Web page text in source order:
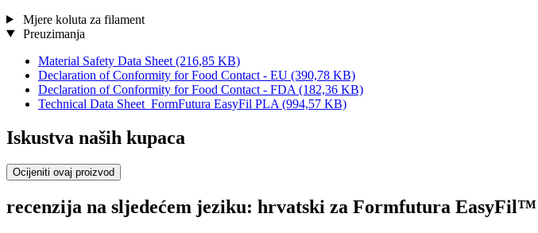
Mjere koluta za filament
Preuzimanja
Material Safety Data Sheet (216,85 KB)
Declaration of Conformity for Food Contact - EU (390,78 KB)
Declaration of Conformity for Food Contact - FDA (182,36 KB)
Technical Data Sheet_FormFutura EasyFil PLA (994,57 KB)
Iskustva naših kupaca
Ocijeniti ovaj proizvod
recenzija na sljedećem jeziku: hrvatski za Formfutura